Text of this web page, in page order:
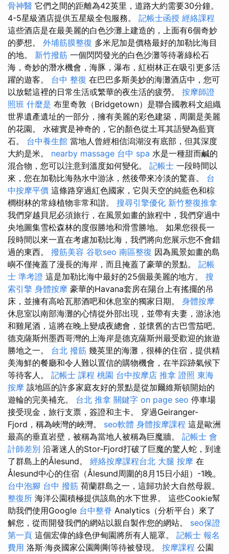
骨神醫 它們之間的距離為42英里，道路大約需要30分鐘。
4-5星級酒店提供五星級全包服務。 記帳士函授 經絡課程
這些酒店是在最美麗的白色沙灘上建造的，上面有6個奇妙
的夢想。 外埔筋膜整復 多米尼加是價格最好的加勒比海目
的地。 新竹撥筋 一個閃閃發光的白色沙灘等待著綠松石
海，奇妙的潛水機會，海豚，瀑布，紅樹林正在吸引更多活
躍的遊客。 台中 整復 在巴巴多斯美妙的海灘酒店中，您可
以放鬆這裡的日常生活或繁華的夜生活的疲勞。 按摩師證
照班 什麼是 布里奇敦（Bridgetown）是聯合國教科文組織
世界遺產遺址的一部分，擁有美麗的彩色建築，周圍是美麗
的花園。 水確實是神奇的，它的顏色從土耳其語變為藍寶
石。 台中養生館 當地人曾經相信潟湖沒有底部，但其深度
大約是米。 nearby massage 台中 spa 水是一種甜而鹹的
混合物，您可以注意到溫度如何變化。 記帳士 一段時間以
來，您在加勒比海熱水中游泳，然後帶來冷淡的驚喜。 台
中按摩平價 這條路穿過紅色國家，它與天空的純藍色和棕
櫚樹林的常綠植物非常和諧。 搜尋引擎優化 新竹整復推拿
我們穿越貝尼必須旅行，在風景如畫的旅程中，我們穿過中
央地圖集雪松森林的度假勝地和滑雪勝地。 如果您很長一
段時間以來一直在考慮加勒比海，我們將向您展示您不會錯
過的東西。 撥筋美容 谷歌seo 南區整復 因為風景如畫的島
嶼不僅掩蓋了漫長的海岸，而且掩蓋了豪華的景點。 記帳
士 準考證 這是加勒比海中最好的25個最美麗的地方。 搜
索引擎 身體按摩 豪華的Havana套房在陽台上有搖擺的吊
床，並擁有高哈瓦那酒吧和休息室的獨家日期。 身體按摩
休息室以南部海灘的心情從外部出現，並帶有夫妻，游泳池
和雞尾酒，這將在晚上變成夜總會，並懷舊的古巴雪茄吧。
德克薩斯州墨西哥灣的上海岸是德克薩斯州最受歡迎的旅遊
勝地之一。 台北 撥筋 幾英里的海灘，很棒的住宿，提供精
美海鮮的餐廳和令人難以置信的購物機會，在半踪跡氣候下
等待客人。 記帳士 課程 桃園 台中按摩店 推拿 證照 東海
按摩 該地區的許多家庭友好的景點是從加爾維斯頓開始的
遊輪的完美補充。 台北 推拿 關鍵字 on page seo 停車場
接受現金，旅行支票，簽證和主卡。 穿過Geiranger-
Fjord，稱為峽灣的峽灣。 seo軟體 身體按摩課程 這是歐洲
最高的垂直岩壁，被稱為當地人被稱為巨魔牆。 記帳士 會
計師差別 沿著迷人的Stor-Fjord打破了巨魔的驚人蛇，到達
了群島上的Ålesund。 經絡按摩課程台北 大腿 按摩 在
Ålesund中心的住宿（Ålesund周圍的8月15日小組）-1晚。
台中泡腳 台中 撥筋 荷蘭群島之一，這歸功於大自然母親。
整復所 海洋公園積極提供該島的水下世界。 這些Cookie幫
助我們使用Google 台中整脊 Analytics（分析平台）來了
解您，從而開發我們的網站以親自製作您的網站。 seo保證
第一頁 這個宏偉的綠色伊甸園將所有人籠罩。 記帳士 報名
費用 洛斯·海炎國家公園剛剛等待被發現。 按摩課程 公園